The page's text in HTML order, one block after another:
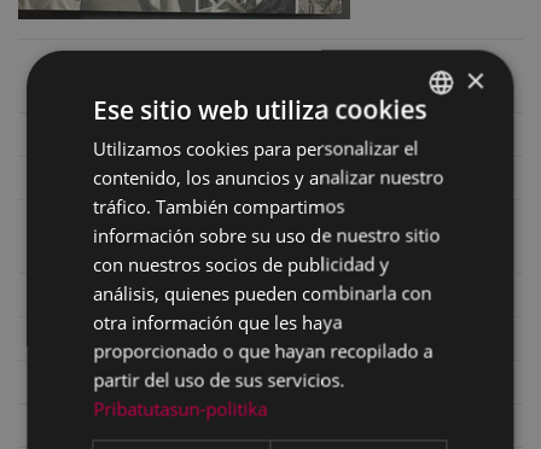
Autores
84-89696-40-3
Número de
540
Precio
15 €
Eibarko Udala
Sección
Euskara Batzordea
Eibarko Euskara
BASQUE
SPANISH
×
Ese sitio web utiliza cookies
Utilizamos cookies para personalizar el
contenido, los anuncios y analizar nuestro
tráfico. También compartimos
información sobre su uso de nuestro sitio
con nuestros socios de publicidad y
análisis, quienes pueden combinarla con
otra información que les haya
proporcionado o que hayan recopilado a
partir del uso de sus servicios.
Pribatutasun-politika